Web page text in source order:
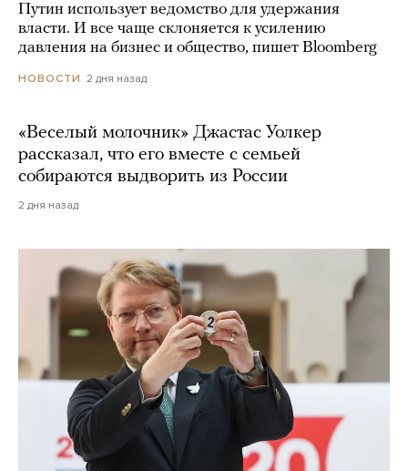
Путин использует ведомство для удержания
власти. И все чаще склоняется к усилению
давления на бизнес и общество, пишет Bloomberg
НОВОСТИ 2 дня назад
«Веселый молочник» Джастас Уолкер
рассказал, что его вместе с семьей
собираются выдворить из России
2 дня назад